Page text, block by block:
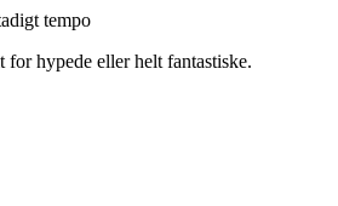
tempo
hypede eller helt fantastiske.